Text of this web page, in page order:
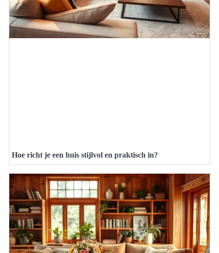
Hoe richt je een huis stijlvol en praktisch in?